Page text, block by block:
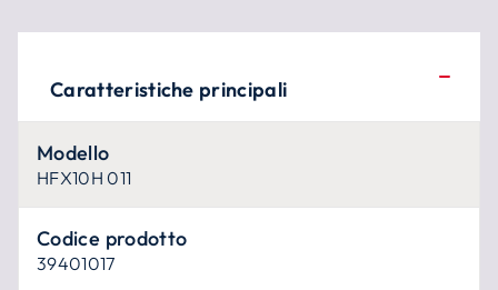
Caratteristiche principali
Modello
HFX10H 011
Codice prodotto
39401017